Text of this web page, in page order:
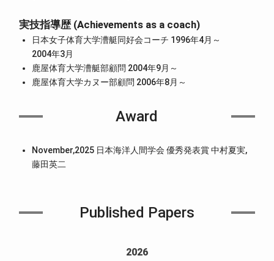
実技指導歴 (Achievements as a coach)
日本女子体育大学漕艇同好会コーチ 1996年4月～
2004年3月
鹿屋体育大学漕艇部顧問 2004年9月～
鹿屋体育大学カヌー部顧問 2006年8月～
Award
November,2025 日本海洋人間学会 優秀発表賞 中村夏実,
藤田英二
Published Papers
2026